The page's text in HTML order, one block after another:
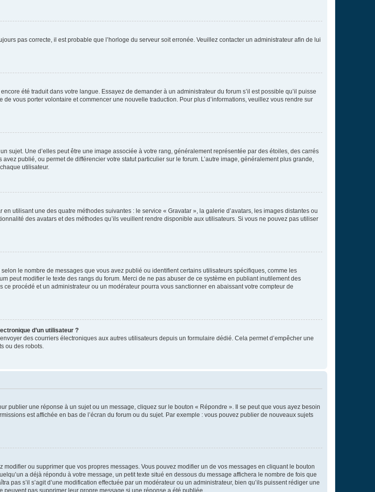
pas correcte, il est probable que l’horloge du serveur soit erronée. Veuillez contacter un administrateur afin de lui
été traduit dans votre langue. Essayez de demander à un administrateur du forum s’il est possible qu’il puisse
vous porter volontaire et commencer une nouvelle traduction. Pour plus d’informations, veuillez vous rendre sur
sujet. Une d’elles peut être une image associée à votre rang, généralement représentée par des étoiles, des carrés
publié, ou permet de différencier votre statut particulier sur le forum. L’autre image, généralement plus grande,
utilisateur.
utilisant une des quatre méthodes suivantes : le service « Gravatar », la galerie d’avatars, les images distantes ou
des avatars et des méthodes qu’ils veuillent rendre disponible aux utilisateurs. Si vous ne pouvez pas utiliser
le nombre de messages que vous avez publié ou identifient certains utilisateurs spécifiques, comme les
peut modifier le texte des rangs du forum. Merci de ne pas abuser de ce système en publiant inutilement des
procédé et un administrateur ou un modérateur pourra vous sanctionner en abaissant votre compteur de
d’un utilisateur ?
des courriers électroniques aux autres utilisateurs depuis un formulaire dédié. Cela permet d’empêcher une
ou des robots.
publier une réponse à un sujet ou un message, cliquez sur le bouton « Répondre ». Il se peut que vous ayez besoin
est affichée en bas de l’écran du forum ou du sujet. Par exemple : vous pouvez publier de nouveaux sujets
ou supprimer que vos propres messages. Vous pouvez modifier un de vos messages en cliquant le bouton
a déjà répondu à votre message, un petit texte situé en dessous du message affichera le nombre de fois que
pas s’il s’agit d’une modification effectuée par un modérateur ou un administrateur, bien qu’ils puissent rédiger une
pas supprimer leur propre message si une réponse a été publiée.